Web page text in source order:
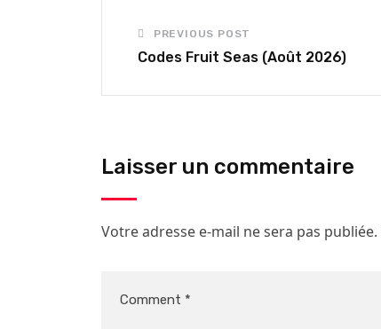
PREVIOUS POST
Codes Fruit Seas (Août 2026)
Laisser un commentaire
Votre adresse e-mail ne sera pas publiée.